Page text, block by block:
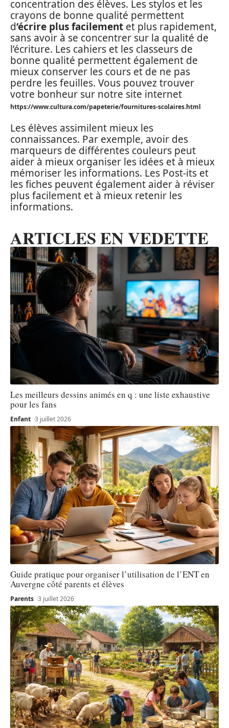
concentration des élèves. Les stylos et les
crayons de bonne qualité permettent
d‘écrire plus facilement et plus rapidement,
sans avoir à se concentrer sur la qualité de
l’écriture. Les cahiers et les classeurs de
bonne qualité permettent également de
mieux conserver les cours et de ne pas
perdre les feuilles. Vous pouvez trouver
votre bonheur sur notre site internet
https://www.cultura.com/papeterie/fournitures-scolaires.html
Les élèves assimilent mieux les
connaissances. Par exemple, avoir des
marqueurs de différentes couleurs peut
aider à mieux organiser les idées et à mieux
mémoriser les informations. Les Post-its et
les fiches peuvent également aider à réviser
plus facilement et à mieux retenir les
informations.
ARTICLES EN VEDETTE
Les meilleurs dessins animés en q : une liste exhaustive
pour les fans
Enfant 3 juillet 2026
Guide pratique pour organiser l’utilisation de l’ENT en
Auvergne côté parents et élèves
Parents 3 juillet 2026